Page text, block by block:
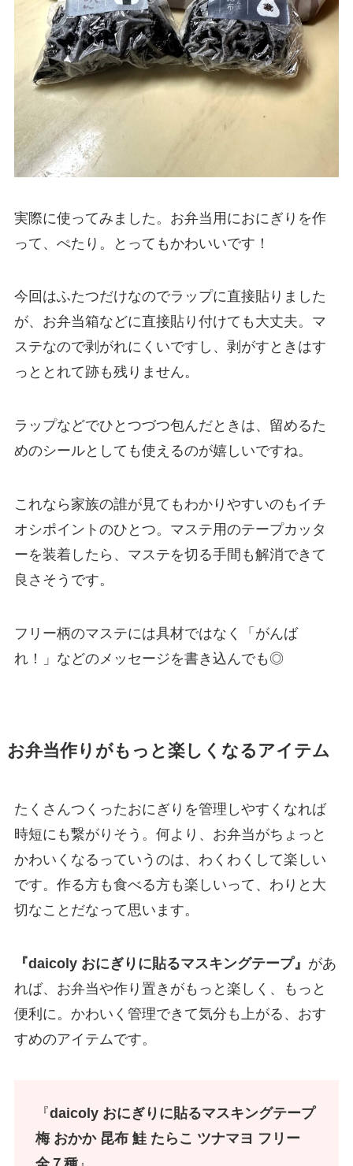
実際に使ってみました。お弁当用におにぎりを作
って、ぺたり。とってもかわいいです！
今回はふたつだけなのでラップに直接貼りました
が、お弁当箱などに直接貼り付けても大丈夫。マ
ステなので剥がれにくいですし、剥がすときはす
っととれて跡も残りません。
ラップなどでひとつづつ包んだときは、留めるた
めのシールとしても使えるのが嬉しいですね。
これなら家族の誰が見てもわかりやすいのもイチ
オシポイントのひとつ。マステ用のテープカッタ
ーを装着したら、マステを切る手間も解消できて
良さそうです。
フリー柄のマステには具材ではなく「がんば
れ！」などのメッセージを書き込んでも◎
お弁当作りがもっと楽しくなるアイテム
たくさんつくったおにぎりを管理しやすくなれば
時短にも繋がりそう。何より、お弁当がちょっと
かわいくなるっていうのは、わくわくして楽しい
です。作る方も食べる方も楽しいって、わりと大
切なことだなって思います。
『daicoly おにぎりに貼るマスキングテープ』 があ
れば、お弁当や作り置きがもっと楽しく、もっと
便利に。かわいく管理できて気分も上がる、おす
すめのアイテムです。
『daicoly おにぎりに貼るマスキングテープ
梅 おかか 昆布 鮭 たらこ ツナマヨ フリー